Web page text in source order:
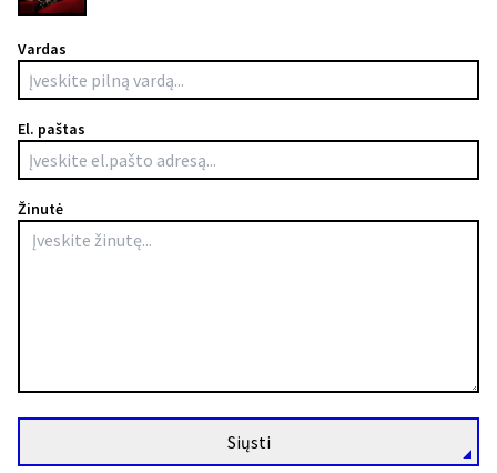
Vardas
El. paštas
Žinutė
Siųsti